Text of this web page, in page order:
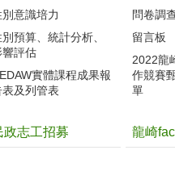
別意識培力
預算、統計分析、
響評估
實體課程成果報
表及列管表
問卷調
留言板
2022龍
作競賽
單
政志工招募 龍崎